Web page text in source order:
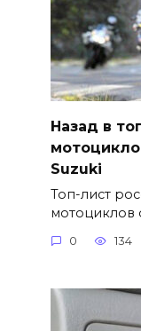
Назад в
Suzuki
Топ-лист
мотоциклов
0 134